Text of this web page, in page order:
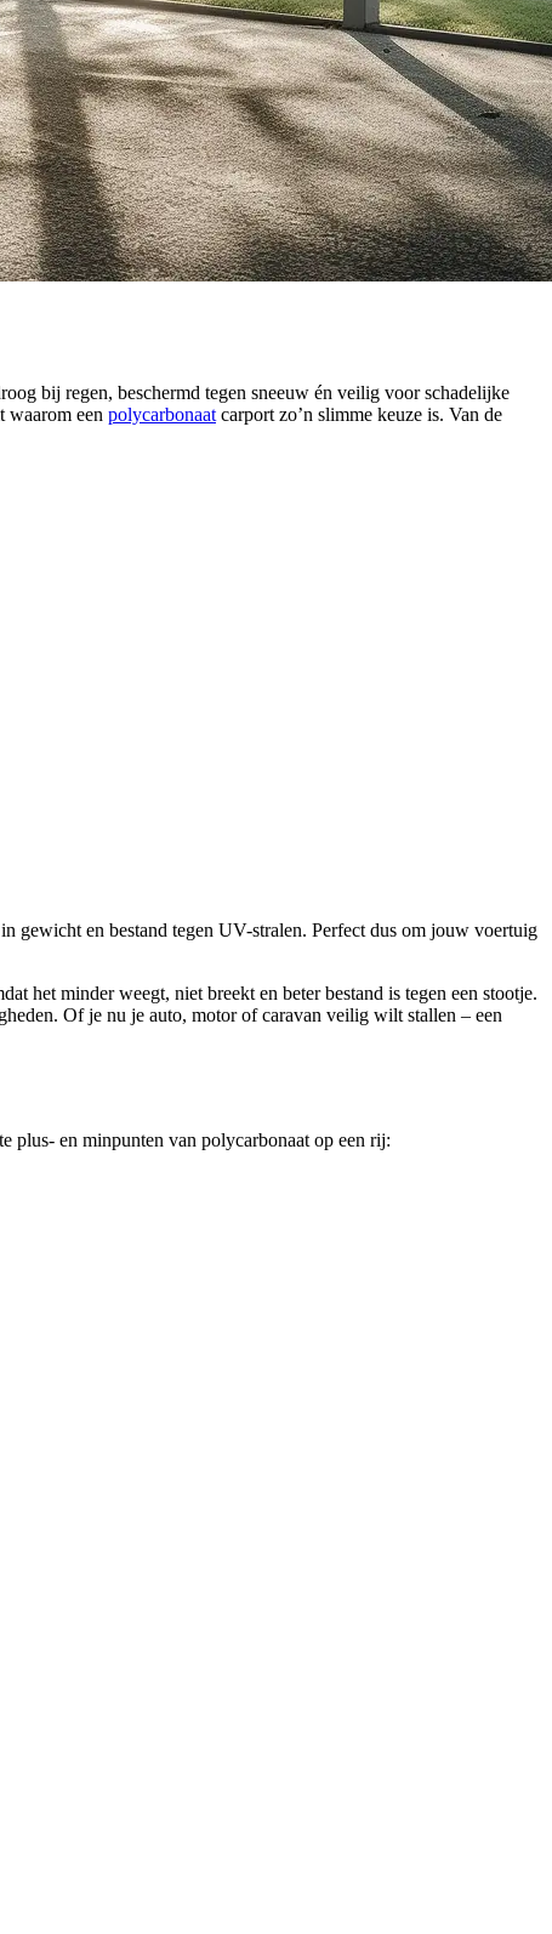
bij regen, beschermd tegen sneeuw én veilig voor schadelijke
waarom een polycarbonaat carport zo’n slimme keuze is. Van de
gewicht en bestand tegen UV-stralen. Perfect dus om jouw voertuig
het minder weegt, niet breekt en beter bestand is tegen een stootje.
Of je nu je auto, motor of caravan veilig wilt stallen – een
plus- en minpunten van polycarbonaat op een rij: